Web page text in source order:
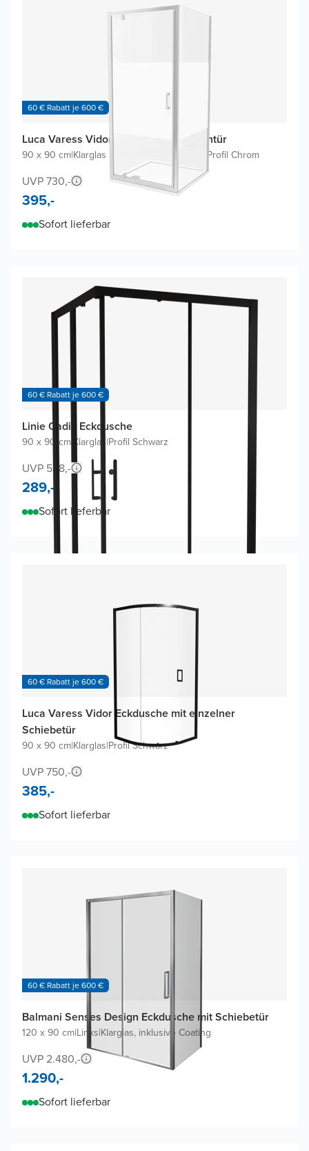
60 € Rabatt je 600 €
Luca Varess Vidor Eckdusche mit Drehtür
90 x 90 cm|Klarglas mit mattiertem Streifen Profil Chrom
UVP 730,-
395,-
Sofort lieferbar
60 € Rabatt je 600 €
Linie Cadiz Eckdusche
90 x 90 cm Klarglas|Profil Schwarz
UVP 538,-
289,-
Sofort lieferbar
60 € Rabatt je 600 €
Luca Varess Vidor Eckdusche mit einzelner
Schiebetür
90 x 90 cm|Klarglas|Profil Schwarz
UVP 750,-
385,-
Sofort lieferbar
60 € Rabatt je 600 €
Balmani Senses Design Eckdusche mit Schiebetür
120 x 90 cm|Links|Klarglas, inklusive Coating
UVP 2.480,-
1.290,-
Sofort lieferbar